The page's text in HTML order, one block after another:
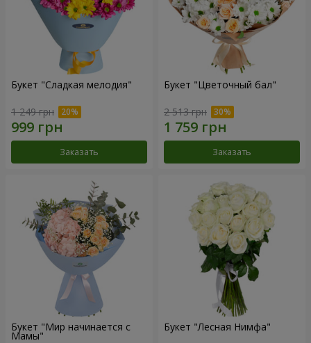
Букет "Сладкая мелодия"
1 249 грн
Заказать
Букет "Цветочный бал"
2 513 грн
Заказать
Букет "Мир начинается с
Мамы"
Букет "Лесная Нимфа"